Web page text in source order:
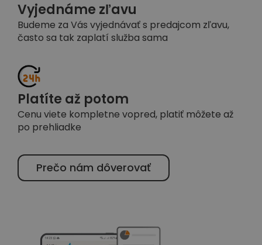
Vyjednáme zľavu
Budeme za Vás vyjednávať s predajcom zľavu,
často sa tak zaplatí služba sama
Platíte až potom
Cenu viete kompletne vopred, platiť môžete až
po prehliadke
Prečo nám dôverovať